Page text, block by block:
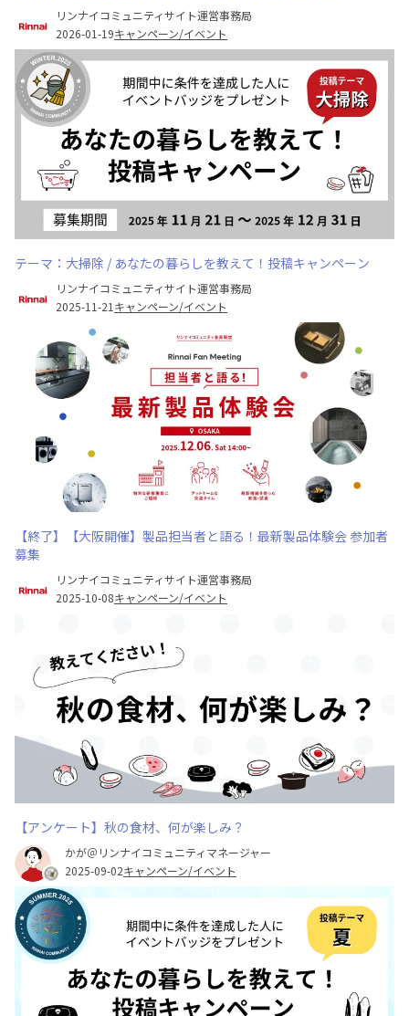
リンナイコミュニティサイト運営事務局
2026-01-19キャンペーン/イベント
テーマ：大掃除 / あなたの暮らしを教えて！投稿キャンペーン
リンナイコミュニティサイト運営事務局
2025-11-21 キャンペーン/イベント
【終了】【大阪開催】製品担当者と語る！最新製品体験会 参加者
募集
リンナイコミュニティサイト運営事務局
2025-10-08キャンペーン/イベント
【アンケート】秋の食材、何が楽しみ？
かが＠リンナイコミュニティマネージャー
2025-09-02キャンペーン/イベント